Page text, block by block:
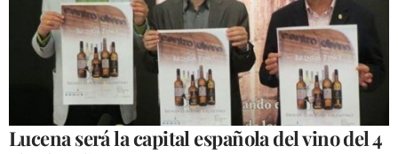
Lucena será la capital española del vino del 4